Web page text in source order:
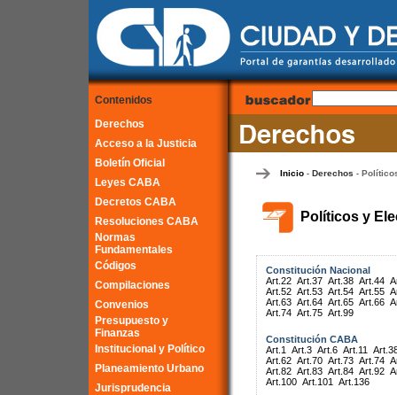
Contenidos
Derechos
Acceso a la Justicia
Boletín Oficial
Leyes CABA
Decretos CABA
Resoluciones CABA
Normas
Fundamentales
Códigos
Compilaciones
Convenios
Presupuesto y
Finanzas
Institucional y Político
Planeamiento Urbano
Jurisprudencia
Inicio- Derechos -
Políticos y
Constitución Nacional
Art.22 Art.37 Art.38 Art.44
Art.52 Art.53 Art.54 Art.55
Art.63 Art.64 Art.65 Art.66
Art.74 Art.75 Art.99
Constitución CABA
Art.1
Art.3 Art.6 Art.11
Art.62 Art.70 Art.73 Art.74
Art.82 Art.83 Art.84 Art.92
Art.100 Art.101 Art.136